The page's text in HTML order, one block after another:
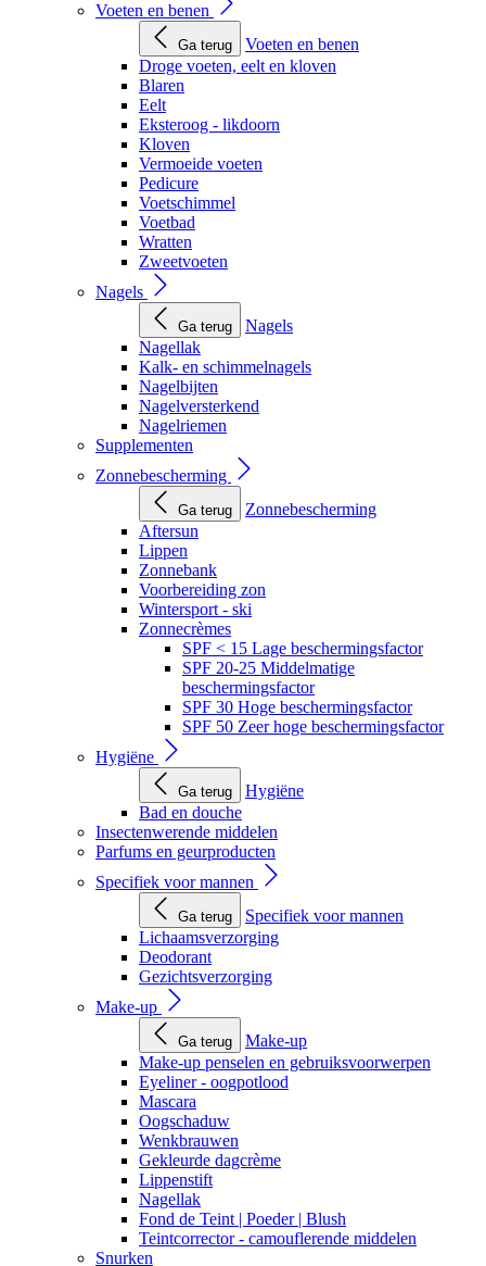
Voeten en benen
Ga terug
Voeten en benen
Droge voeten, eelt en kloven
Blaren
Eelt
Eksteroog - likdoorn
Kloven
Vermoeide voeten
Pedicure
Voetschimmel
Voetbad
Wratten
Zweetvoeten
Nagels
Ga terug
Nagels
Nagellak
Kalk- en schimmelnagels
Nagelbijten
Nagelversterkend
Nagelriemen
Supplementen
Zonnebescherming
Ga terug
Zonnebescherming
Aftersun
Lippen
Zonnebank
Voorbereiding zon
Wintersport - ski
Zonnecrèmes
SPF < 15 Lage beschermingsfactor
SPF 20-25 Middelmatige
beschermingsfactor
SPF 30 Hoge beschermingsfactor
SPF 50 Zeer hoge beschermingsfactor
Hygiëne
Ga terug
Hygiëne
Bad en douche
Insectenwerende middelen
Parfums en geurproducten
Specifiek voor mannen
Ga terug
Specifiek voor mannen
Lichaamsverzorging
Deodorant
Gezichtsverzorging
Make-up
Ga terug
Make-up
Make-up penselen en gebruiksvoorwerpen
Eyeliner - oogpotlood
Mascara
Oogschaduw
Wenkbrauwen
Gekleurde dagcrème
Lippenstift
Nagellak
Fond de Teint | Poeder | Blush
Teintcorrector - camouflerende middelen
Snurken